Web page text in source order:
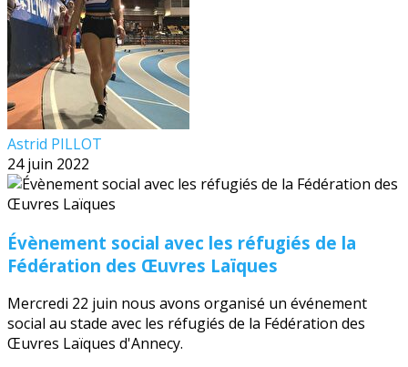
Astrid PILLOT
24 juin 2022
Évènement social avec les réfugiés de la
Fédération des Œuvres Laïques
Mercredi 22 juin nous avons organisé un événement
social au stade avec les réfugiés de la Fédération des
Œuvres Laïques d'Annecy.